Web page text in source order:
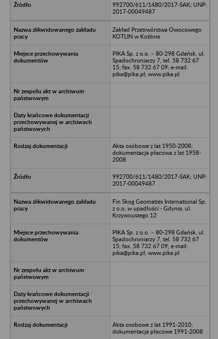
992700/611/1480/2017-SAK; UNP:
2017-00049487
Zakład Przetrwórstwa Owocowego
KOTLIN w Kotlinie
PIKA Sp. z o.o. – 80-298 Gdańsk, ul.
Spadochroniarzy 7, tel. 58 732 67
15; fax. 58 732 67 09; e-mail:
pika@pika.pl; www.pika.pl
Akta osobowe z lat 1950-2008;
dokumentacja płacowa z lat 1958-
2008
992700/611/1480/2017-SAK; UNP:
2017-00049487
Fin Skog Geomaties International Sp.
z o.o. w upadłości - Gdynia, ul.
Krzywoustego 12
PIKA Sp. z o.o. – 80-298 Gdańsk, ul.
Spadochroniarzy 7, tel. 58 732 67
15; fax. 58 732 67 09; e-mail:
pika@pika.pl; www.pika.pl
Akta osobowe z lat 1991-2010;
dokumentacja płacowe 1991-2008